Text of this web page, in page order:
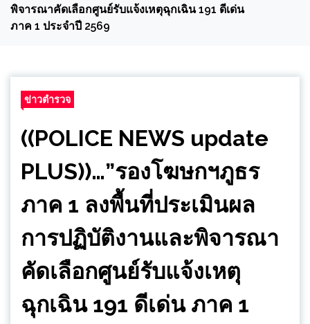
พิจารณาคัดเลือกศูนย์รับแจ้งเหตุฉุกเฉิน 191 ดีเด่น
ภาค 1 ประจำปี 2569
ข่าวตำรวจ
((POLICE NEWS update
PLUS))…”รองโฆษกฯภูธร
ภาค 1 ลงพื้นที่ประเมินผล
การปฏิบัติงานและพิจารณา
คัดเลือกศูนย์รับแจ้งเหตุ
ฉุกเฉิน 191 ดีเด่น ภาค 1